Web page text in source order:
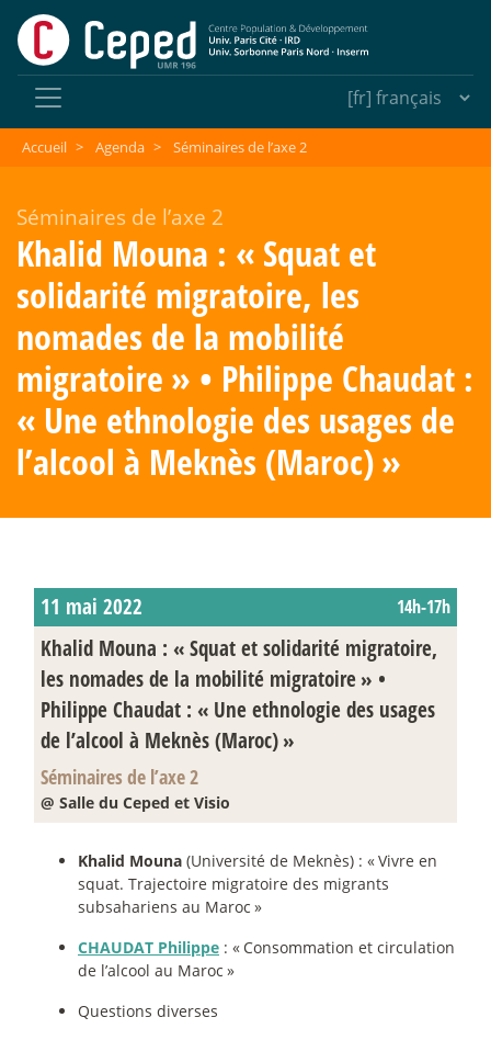
Accueil > Agenda > Séminaires de l’axe 2
Séminaires de l’axe 2
Khalid Mouna : « Squat et
solidarité migratoire, les
nomades de la mobilité
migratoire » • Philippe Chaudat :
« Une ethnologie des usages de
l’alcool à Meknès (Maroc)»
11 mai 2022 14h-17h
Khalid Mouna : «Squat et solidarité migratoire,
les nomades de la mobilité migratoire» •
Philippe Chaudat : « Une ethnologie des usages
de l’alcool à Meknès (Maroc)»
Séminaires de l’axe 2
@ Salle du Ceped et Visio
Khalid Mouna (Université de Meknès) : «Vivre en
squat. Trajectoire migratoire des migrants
subsahariens au Maroc »
CHAUDAT Philippe : « Consommation et circulation
de l’alcool au Maroc »
Questions diverses